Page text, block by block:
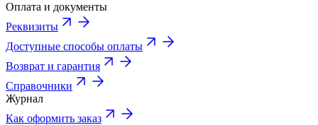
Оплата и документы
Реквизиты
Доступные способы оплаты
Возврат и гарантия
Справочники
Журнал
Как оформить заказ